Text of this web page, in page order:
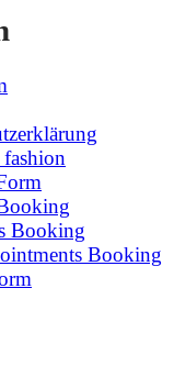
Booking
Booking